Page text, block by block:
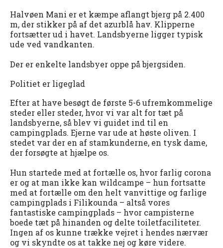
Halvøen Mani er et kæmpe aflangt bjerg på 2.400
m, der stikker på af det azurblå hav. Klipperne
fortsætter ud i havet. Landsbyerne ligger typisk
ude ved vandkanten.
Der er enkelte landsbyer oppe på bjergsiden.
Politiet er ligeglad
Efter at have besøgt de første 5-6 ufremkommelige
steder eller steder, hvor vi var alt for tæt på
landsbyerne, så blev vi guidet ind til en
campingplads. Ejerne var ude at høste oliven. I
stedet var der en af stamkunderne, en tysk dame,
der forsøgte at hjælpe os.
Hun startede med at fortælle os, hvor farlig corona
er og at man ikke kan wildcampe – hun fortsatte
med at fortælle om den helt vanvittige og farlige
campingplads i Filikounda – altså vores
fantastiske campingplads – hvor campisterne
boede tæt på hinanden og delte toiletfaciliteter.
Ingen af os kunne trække vejret i hendes nærvær
og vi skyndte os at takke nej og køre videre.